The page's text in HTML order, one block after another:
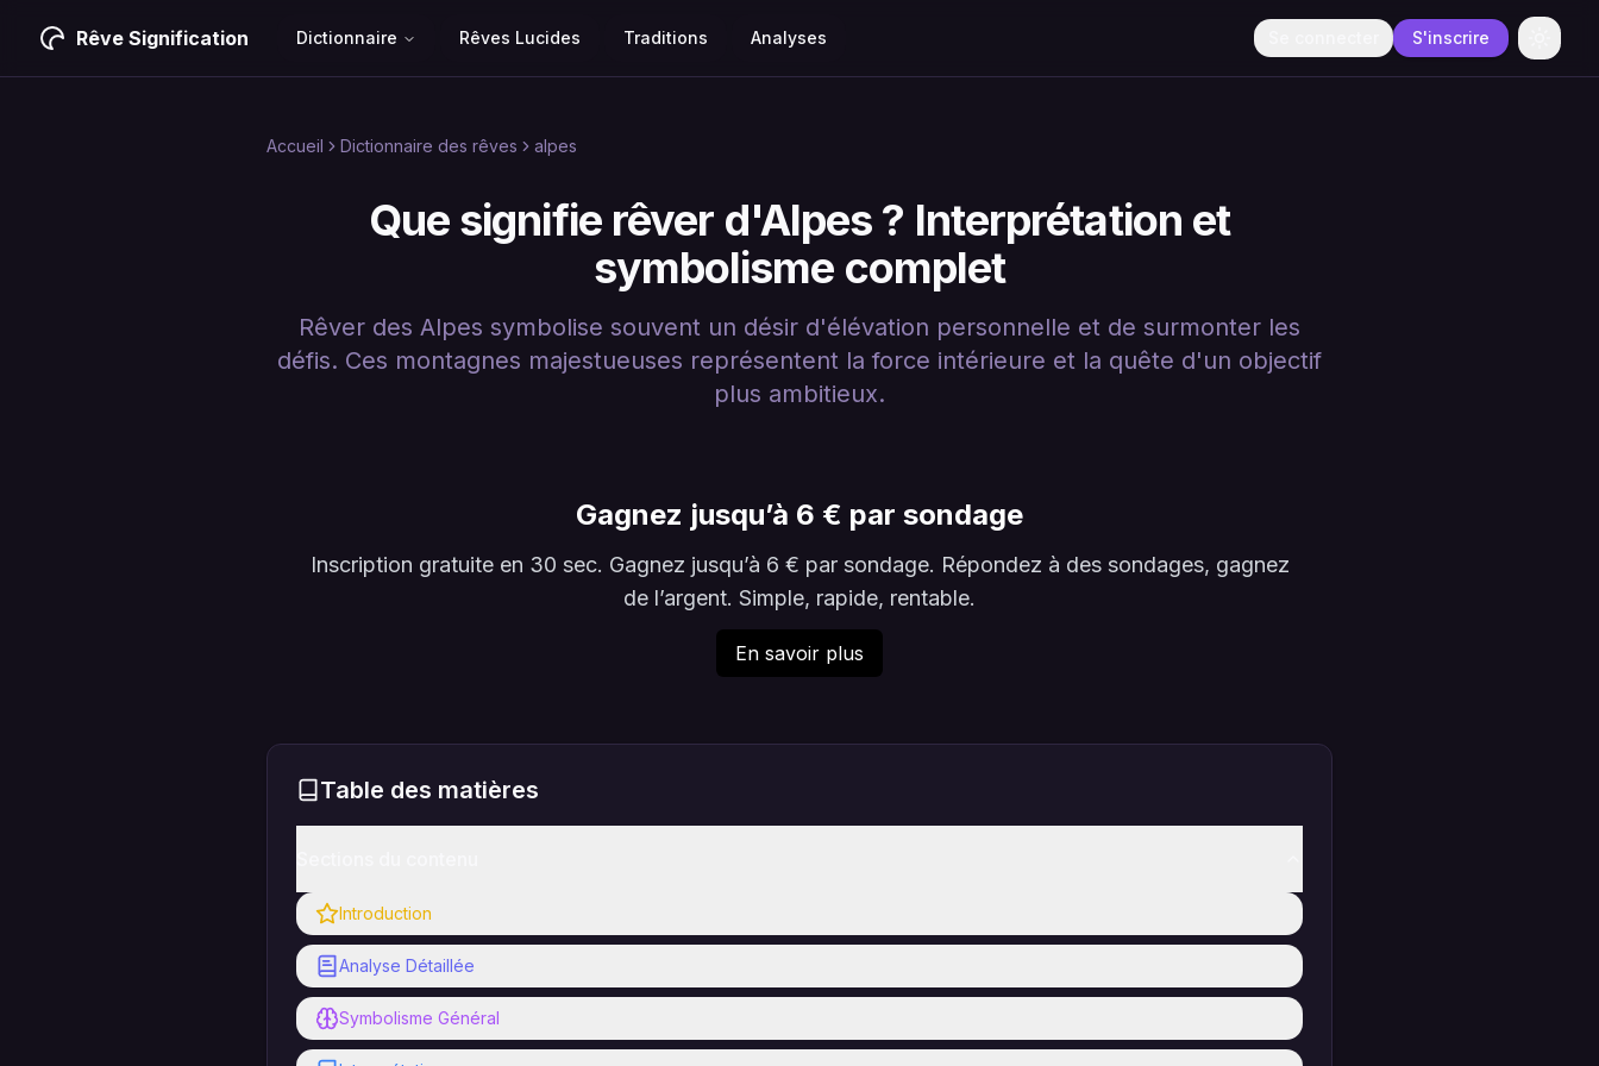
Rêve Signification Dictionnaire Rêves Lucides Traditions Analyses S'inscrire
Accueil Dictionnaire des rêves alpes
Que signifie rêver d'Alpes ? Interprétation et
symbolisme complet
Rêver des Alpes symbolise souvent un désir d'élévation personnelle et de surmonter les
défis. Ces montagnes majestueuses représentent la force intérieure et la quête d'un objectif
plus ambitieux.
Gagnez jusqu’à 6 € par sondage
Inscription gratuite en 30 sec. Gagnez jusqu’à 6 € par sondage. Répondez à des sondages, gagnez
de l’argent. Simple, rapide, rentable.
En savoir plus
Table des matières
Introduction
Analyse Détaillée
Symbolisme Général